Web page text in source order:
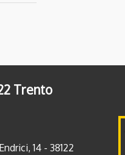
Trento
14 - 38122